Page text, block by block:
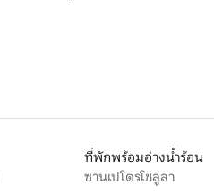
ที่พักพร้อมอ่างน้ำร้อน
ซานเปโดรโชลูลา